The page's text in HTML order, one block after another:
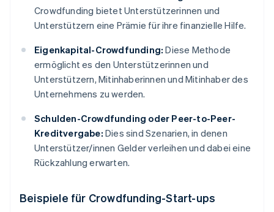
Crowdfunding bietet Unterstützerinnen und
Unterstützern eine Prämie für ihre finanzielle Hilfe.
Eigenkapital-Crowdfunding: Diese Methode
ermöglicht es den Unterstützerinnen und
Unterstützern, Mitinhaberinnen und Mitinhaber des
Unternehmens zu werden.
Schulden-Crowdfunding oder Peer-to-Peer-
Kreditvergabe: Dies sind Szenarien, in denen
Unterstützer/innen Gelder verleihen und dabei eine
Rückzahlung erwarten.
Beispiele für Crowdfunding-Start-ups